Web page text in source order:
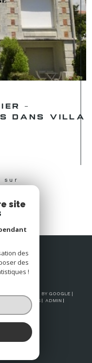
-
DANS VILLA
sur
POWERED BY GOOGLE |
LÉGALES
ADMIN
COOKIES
site
des
des
!